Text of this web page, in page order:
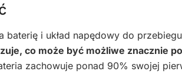
i układ napędowy do
co może być możliwe znacznie
zachowuje ponad 90% swojej